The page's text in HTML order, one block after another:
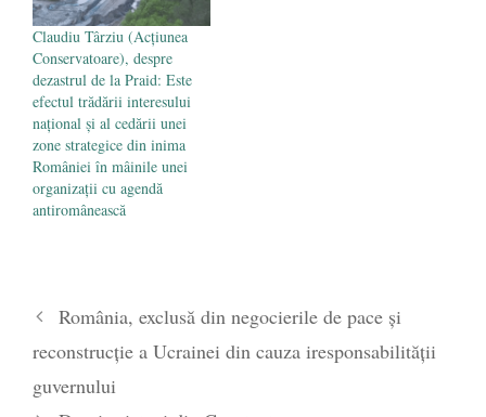
Claudiu Târziu (Acțiunea
Conservatoare), despre
dezastrul de la Praid: Este
efectul trădării interesului
național și al cedării unei
zone strategice din inima
României în mâinile unei
organizații cu agendă
antiromânească
România, exclusă din negocierile de pace și
reconstrucție a Ucrainei din cauza iresponsabilității
guvernului